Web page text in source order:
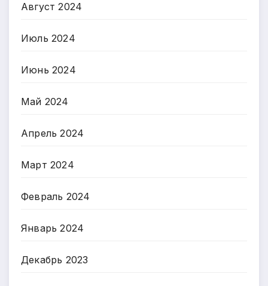
Август 2024
Июль 2024
Июнь 2024
Май 2024
Апрель 2024
Март 2024
Февраль 2024
Январь 2024
Декабрь 2023